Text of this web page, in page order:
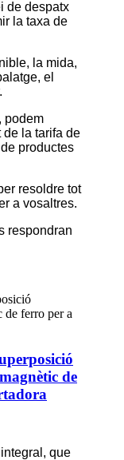
de despatx
la taxa de
la mida,
el
podem
de la tarifa de
productes
resoldre tot
a vosaltres.
respondran
de
que